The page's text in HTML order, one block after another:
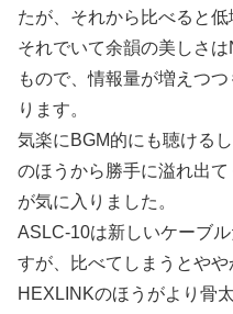
たが、それから比べると低
それでいて余韻の美しさ
もので、情報量が増えつ
ります。
気楽にBGM的にも聴ける
のほうから勝手に溢れ出
が気に入りました。
ASLC-10は新しいケーブ
すが、比べてしまうとやや
HEXLINKのほうがより骨